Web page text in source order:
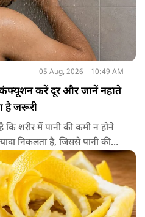
05 Aug, 2026 10:49 AM
कंफ्यूशन करें दूर और जानें नहाते
है जरूरी
शरीर में पानी की कमी न होने
निकलता है, जिससे पानी की
पीना चाहिए। इसके अलावा
दूसरे तरल पदार्थ भी फायदेमंद
पचने वाला भोजन जैसे खिचड़ी
है।